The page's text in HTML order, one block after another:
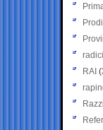
Prodi
RAI